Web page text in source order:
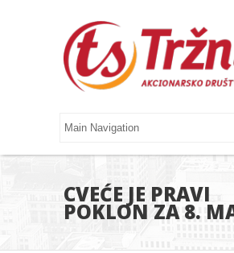
CVEĆE JE PRAVI
POKLON ZA 8.